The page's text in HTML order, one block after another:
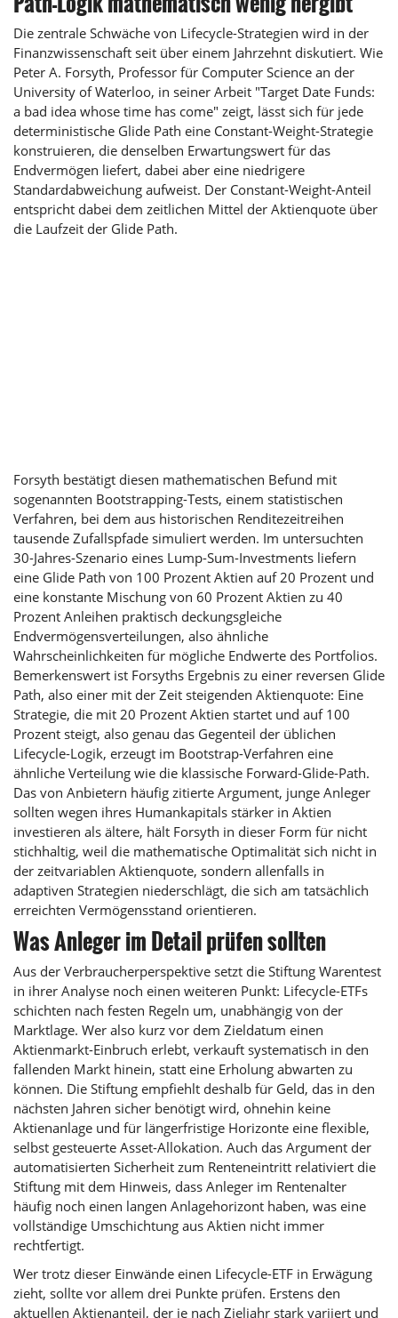
Die zentrale Schwäche von Lifecycle-Strategien wird in der
Finanzwissenschaft seit über einem Jahrzehnt diskutiert. Wie
Peter A. Forsyth, Professor für Computer Science an der
University of Waterloo, in seiner Arbeit "Target Date Funds:
a bad idea whose time has come" zeigt, lässt sich für jede
deterministische Glide Path eine Constant-Weight-Strategie
konstruieren, die denselben Erwartungswert für das
Endvermögen liefert, dabei aber eine niedrigere
Standardabweichung aufweist. Der Constant-Weight-Anteil
entspricht dabei dem zeitlichen Mittel der Aktienquote über
die Laufzeit der Glide Path.
Forsyth bestätigt diesen mathematischen Befund mit
sogenannten Bootstrapping-Tests, einem statistischen
Verfahren, bei dem aus historischen Renditezeitreihen
tausende Zufallspfade simuliert werden. Im untersuchten
30-Jahres-Szenario eines Lump-Sum-Investments liefern
eine Glide Path von 100 Prozent Aktien auf 20 Prozent und
eine konstante Mischung von 60 Prozent Aktien zu 40
Prozent Anleihen praktisch deckungsgleiche
Endvermögensverteilungen, also ähnliche
Wahrscheinlichkeiten für mögliche Endwerte des Portfolios.
Bemerkenswert ist Forsyths Ergebnis zu einer reversen Glide
Path, also einer mit der Zeit steigenden Aktienquote: Eine
Strategie, die mit 20 Prozent Aktien startet und auf 100
Prozent steigt, also genau das Gegenteil der üblichen
Lifecycle-Logik, erzeugt im Bootstrap-Verfahren eine
ähnliche Verteilung wie die klassische Forward-Glide-Path.
Das von Anbietern häufig zitierte Argument, junge Anleger
sollten wegen ihres Humankapitals stärker in Aktien
investieren als ältere, hält Forsyth in dieser Form für nicht
stichhaltig, weil die mathematische Optimalität sich nicht in
der zeitvariablen Aktienquote, sondern allenfalls in
adaptiven Strategien niederschlägt, die sich am tatsächlich
erreichten Vermögensstand orientieren.
Was Anleger im Detail prüfen sollten
Aus der Verbraucherperspektive setzt die Stiftung Warentest
in ihrer Analyse noch einen weiteren Punkt: Lifecycle-ETFs
schichten nach festen Regeln um, unabhängig von der
Marktlage. Wer also kurz vor dem Zieldatum einen
Aktienmarkt-Einbruch erlebt, verkauft systematisch in den
fallenden Markt hinein, statt eine Erholung abwarten zu
können. Die Stiftung empfiehlt deshalb für Geld, das in den
nächsten Jahren sicher benötigt wird, ohnehin keine
Aktienanlage und für längerfristige Horizonte eine flexible,
selbst gesteuerte Asset-Allokation. Auch das Argument der
automatisierten Sicherheit zum Renteneintritt relativiert die
Stiftung mit dem Hinweis, dass Anleger im Rentenalter
häufig noch einen langen Anlagehorizont haben, was eine
vollständige Umschichtung aus Aktien nicht immer
rechtfertigt.
Wer trotz dieser Einwände einen Lifecycle-ETF in Erwägung
zieht, sollte vor allem drei Punkte prüfen. Erstens den
aktuellen Aktienanteil, der je nach Zieljahr stark variiert und